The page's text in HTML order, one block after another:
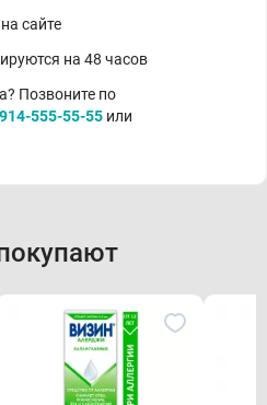
сайте
на 48 часов
Позвоните по
555-55-55 или